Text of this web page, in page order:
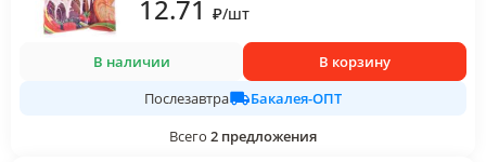
12.71 ₽/шт
В наличии
В корзину
Послезавтра
Бакалея-ОПТ
Всего 2 предложения